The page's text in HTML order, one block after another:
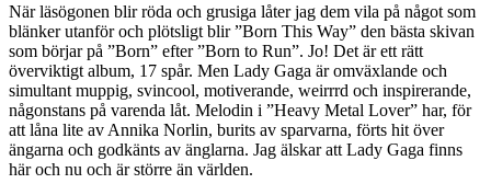
När läsögonen blir röda och grusiga låter jag dem vila på något som
blänker utanför och plötsligt blir ”Born This Way” den bästa skivan
som börjar på ”Born” efter ”Born to Run”. Jo! Det är ett rätt
överviktigt album, 17 spår. Men Lady Gaga är omväxlande och
simultant muppig, svincool, motiverande, weirrrd och inspirerande,
någonstans på varenda låt. Melodin i ”Heavy Metal Lover” har, för
att låna lite av Annika Norlin, burits av sparvarna, förts hit över
ängarna och godkänts av änglarna. Jag älskar att Lady Gaga finns
här och nu och är större än världen.